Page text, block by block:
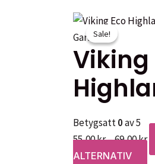
Sale!
Sale!
Garner
Viking
Betygsatt0av 5
55,00kr–69,00kr
ALTERNATIV